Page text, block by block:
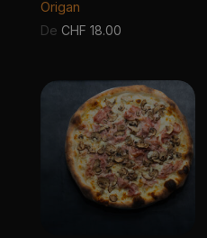
Origan
De CHF 18.00